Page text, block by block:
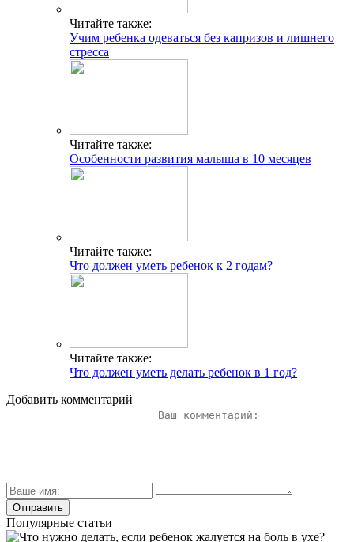
Читайте также:
Учим ребенка одеваться без капризов и лишнего
стресса
Читайте также:
Особенности развития малыша в 10 месяцев
Читайте также:
Что должен уметь ребенок к 2 годам?
Читайте также:
Что должен уметь делать ребенок в 1 год?
Добавить комментарий
Популярные статьи